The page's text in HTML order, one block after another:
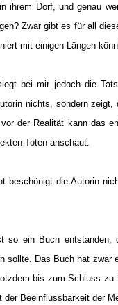
ihrem Dorf, und genau
Zwar gibt es für all
mit einigen Längen
bei mir jedoch die
nichts, sondern
der Realität kann das
Toten anschaut.
beschönigt die Autorin
so ein Buch entstanden,
sollte. Das Buch hat zwar
bis zum Schluss
der Beeinflussbarkeit der